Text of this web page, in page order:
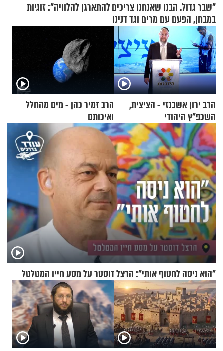
"שבר גדול. הבנו שאנחנו צריכים להתארגן להלוויה": זוגיות
במבחן, הפעם עם מרים וגד דנינו
הרב ירון אשכנזי - הציצית,
השכפ"ץ היהודי
הרב זמיר כהן - מים מהחלל
ואיכותם
"הוא ניסה לחטוף אותי": הרצל דוסטר על מסע חייו המטלטל